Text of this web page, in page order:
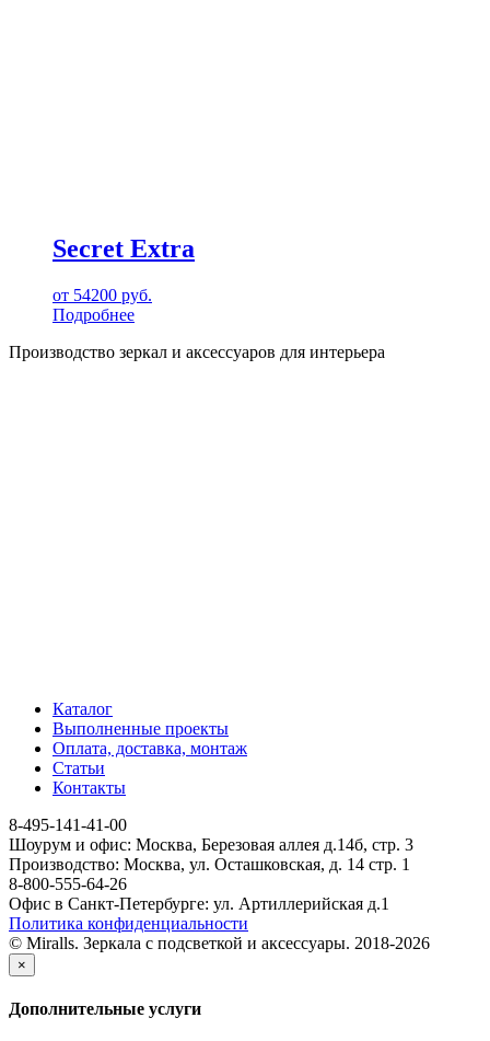
Secret Extra
от 54200 руб.
Подробнее
Производство зеркал и аксессуаров для интерьера
Каталог
Выполненные проекты
Оплата, доставка, монтаж
Статьи
Контакты
8-495-141-41-00
Шоурум и офис: Москва, Березовая аллея д.14б, стр. 3
Производство: Москва, ул. Осташковская, д. 14 стр. 1
8-800-555-64-26
Офис в Санкт-Петербурге: ул. Артиллерийская д.1
Политика конфиденциальности
© Miralls. Зеркала с подсветкой и аксессуары. 2018-2026
×
Дополнительные услуги